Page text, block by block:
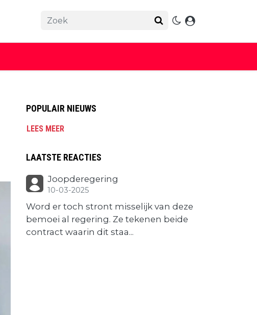
POPULAIR NIEUWS
LEES MEER
LAATSTE REACTIES
Joopderegering
10-03-2025
Word er toch stront misselijk van deze
bemoei al regering. Ze tekenen beide
contract waarin dit staa...